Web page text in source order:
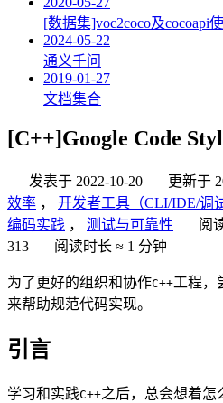
[数据集]voc2coco及cocoapi
2024-05-22
通义千问
2019-01-27
文档集合
[C++]Google Code
发表于 2022-10-20 更新于
效率 ， 开发者工具（CLI/IDE/调
编码实践 ， 测试与可靠性 阅
313
阅读时长 ≈ 1 分钟
为了更好的组织和协作C++工程，
来帮助规范代码实现。
引言
学习和实践C++之后，总会想着怎